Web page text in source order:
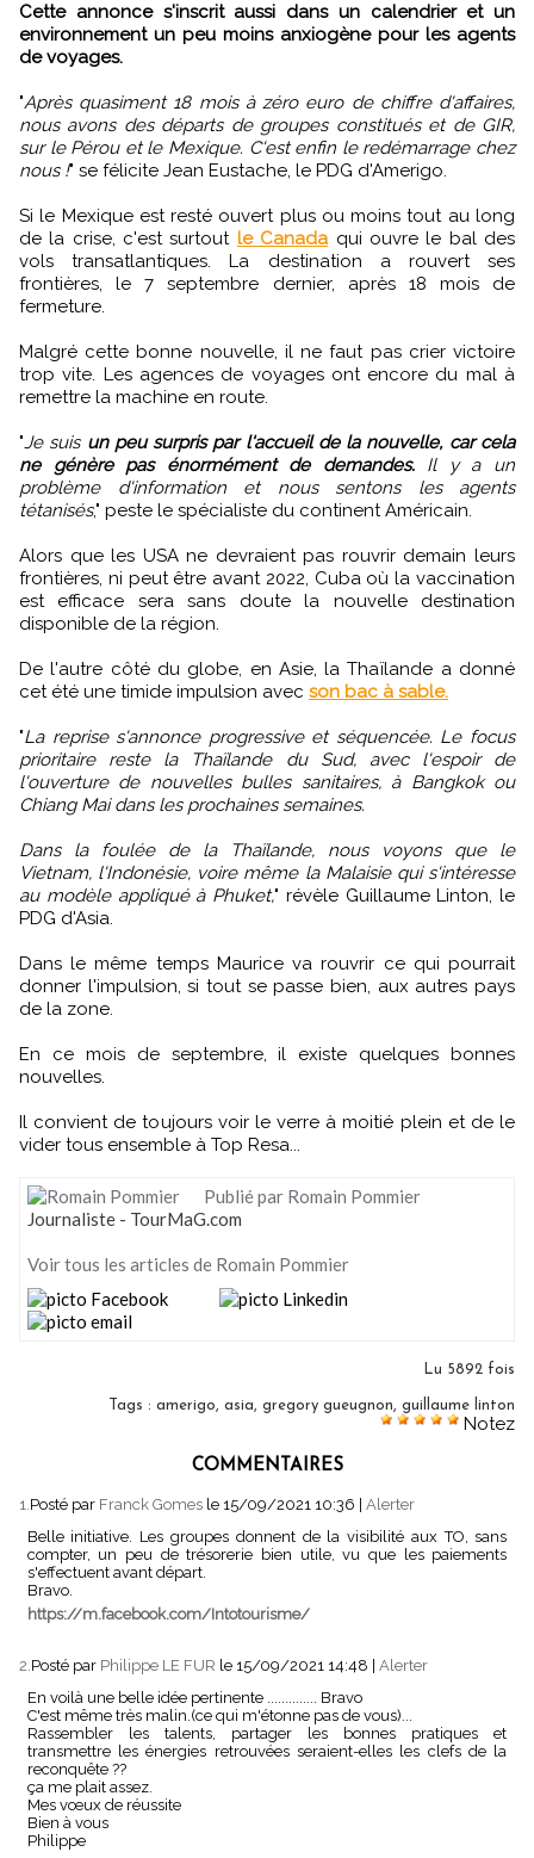
Cette annonce s'inscrit aussi dans un calendrier et un
environnement un peu moins anxiogène pour les agents
de voyages.
"Après quasiment 18 mois à zéro euro de chiffre d'affaires,
nous avons des départs de groupes constitués et de GIR,
sur le Pérou et le Mexique. C'est enfin le redémarrage chez
nous !" se félicite Jean Eustache, le PDG d'Amerigo.
Si le Mexique est resté ouvert plus ou moins tout au long
de la crise, c'est surtout le Canada qui ouvre le bal des
vols transatlantiques. La destination a rouvert ses
frontières, le 7 septembre dernier, après 18 mois de
fermeture.
Malgré cette bonne nouvelle, il ne faut pas crier victoire
trop vite. Les agences de voyages ont encore du mal à
remettre la machine en route.
"Je suis un peu surpris par l'accueil de la nouvelle, car cela
ne génère pas énormément de demandes.Il y a un
problème d'information et nous sentons les agents
tétanisés," peste le spécialiste du continent Américain.
Alors que les USA ne devraient pas rouvrir demain leurs
frontières, ni peut être avant 2022, Cuba où la vaccination
est efficace sera sans doute la nouvelle destination
disponible de la région.
De l'autre côté du globe, en Asie, la Thaïlande a donné
cet été une timide impulsion avec son bac à sable.
"La reprise s'annonce progressive et séquencée. Le focus
prioritaire reste la Thaïlande du Sud, avec l'espoir de
l'ouverture de nouvelles bulles sanitaires, à Bangkok ou
Chiang Mai dans les prochaines semaines.
Dans la foulée de la Thaïlande, nous voyons que le
Vietnam, l'Indonésie, voire même la Malaisie qui s'intéresse
au modèle appliqué à Phuket," révèle Guillaume Linton, le
PDG d'Asia.
Dans le même temps Maurice va rouvrir ce qui pourrait
donner l'impulsion, si tout se passe bien, aux autres pays
de la zone.
En ce mois de septembre, il existe quelques bonnes
nouvelles.
Il convient de toujours voir le verre à moitié plein et de le
vider tous ensemble à Top Resa...
Publié par Romain Pommier
Journaliste - TourMaG.com
Voir tous les articles de Romain Pommier
Lu 5892 fois
Tags : amerigo, asia, gregory gueugnon, guillaume linton
Notez
COMMENTAIRES
1.Posté par Franck Gomes le 15/09/2021 10:36
Alerter
Belle initiative. Les groupes donnent de la visibilité aux TO, sans
compter, un peu de trésorerie bien utile, vu que les paiements
s'effectuent avant départ.
Bravo.
https://m.facebook.com/Intotourisme/
2.Posté par Philippe LE FUR le 15/09/2021 14:48
Alerter
En voilà une belle idée pertinente .............. Bravo
C'est même très malin.(ce qui m'étonne pas de vous)...
Rassembler les talents, partager les bonnes pratiques et
transmettre les énergies retrouvées seraient-elles les clefs de la
reconquête ??
ça me plait assez.
Mes vœux de réussite
Bien à vous
Philippe